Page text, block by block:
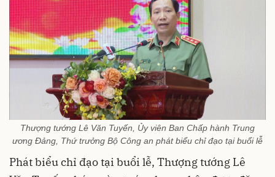
Thượng tướng Lê Văn Tuyến, Ủy viên Ban Chấp hành Trung
ương Đảng, Thứ trưởng Bộ Công an phát biểu chỉ đạo tại buổi lễ
Phát biểu chỉ đạo tại buổi lễ, Thượng tướng Lê